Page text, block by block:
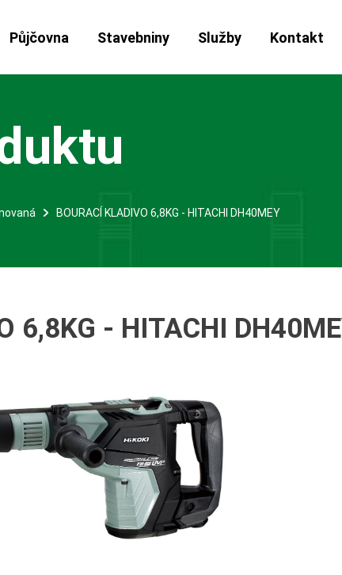
Půjčovna Stavebniny Služby Kontakt
BOURACÍ KLADIVO 6,8KG - HITACHI DH40MEY
6,8KG - HITACHI